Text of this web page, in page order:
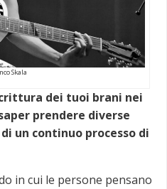
Skala
dei tuoi brani nei
prendere diverse
un continuo processo di
in cui le persone pensano